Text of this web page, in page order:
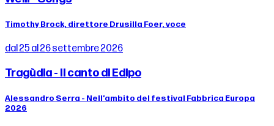
Timothy Brock, direttore Drusilla Foer, voce
dal 25 al 26 settembre 2026
Tragùdia - Il canto di Edipo
Alessandro Serra - Nell’ambito del festival Fabbrica Europa
2026